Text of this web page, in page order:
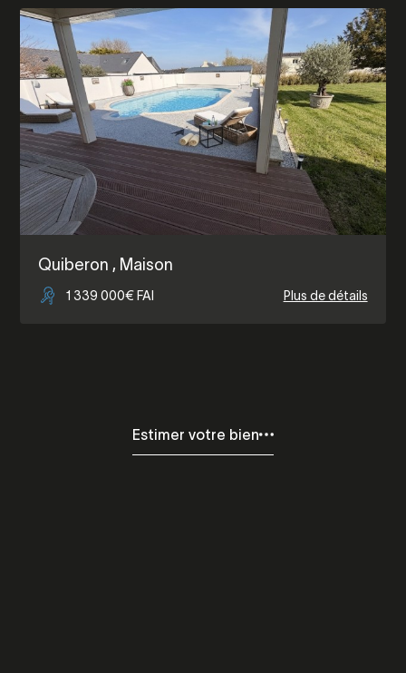
Quiberon , Maison
1 339 000€ FAI Plus de détails
Estimer votre bien